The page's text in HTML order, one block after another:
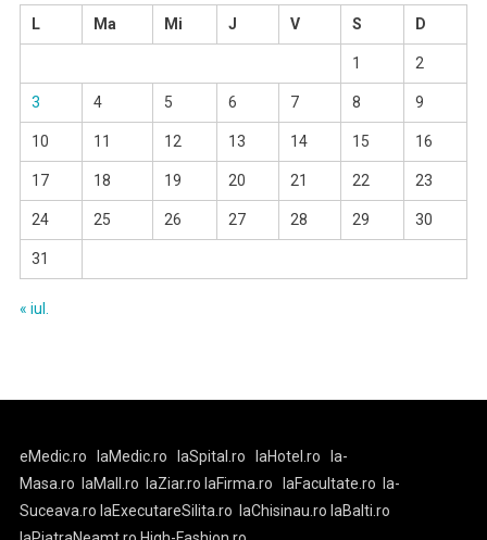
L
Ma Mi J V S D
1 2
3 4 5 6 7 8 9
10 11 12 13 14 15 16
17 18 19 20 21 22 23
24 25 26 27 28 29 30
31
« iul.
eMedic.ro laMedic.ro laSpital.ro laHotel.ro
la-
Masa.ro
laMall.ro laZiar.ro laFirma.ro laFacultate.ro
la-
Suceava.ro laExecutareSilita.ro laChisinau.ro laBalti.ro